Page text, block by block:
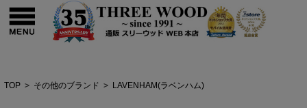
TOP > その他のブランド > LAVENHAM(ラベンハム)